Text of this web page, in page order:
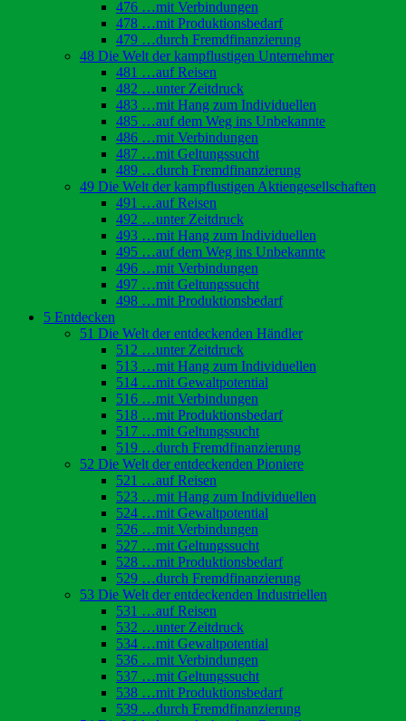
476 …mit Verbindungen
478 …mit Produktionsbedarf
479 …durch Fremdfinanzierung
48 Die Welt der kampflustigen Unternehmer
481 …auf Reisen
482 …unter Zeitdruck
483 …mit Hang zum Individuellen
485 …auf dem Weg ins Unbekannte
486 …mit Verbindungen
487 …mit Geltungssucht
489 …durch Fremdfinanzierung
49 Die Welt der kampflustigen Aktiengesellschaften
491 …auf Reisen
492 …unter Zeitdruck
493 …mit Hang zum Individuellen
495 …auf dem Weg ins Unbekannte
496 …mit Verbindungen
497 …mit Geltungssucht
498 …mit Produktionsbedarf
5 Entdecken
51 Die Welt der entdeckenden Händler
512 …unter Zeitdruck
513 …mit Hang zum Individuellen
514 …mit Gewaltpotential
516 …mit Verbindungen
518 …mit Produktionsbedarf
517 …mit Geltungssucht
519 …durch Fremdfinanzierung
52 Die Welt der entdeckenden Pioniere
521 …auf Reisen
523 …mit Hang zum Individuellen
524 …mit Gewaltpotential
526 …mit Verbindungen
527 …mit Geltungssucht
528 …mit Produktionsbedarf
529 …durch Fremdfinanzierung
53 Die Welt der entdeckenden Industriellen
531 …auf Reisen
532 …unter Zeitdruck
534 …mit Gewaltpotential
536 …mit Verbindungen
537 …mit Geltungssucht
538 …mit Produktionsbedarf
539 …durch Fremdfinanzierung